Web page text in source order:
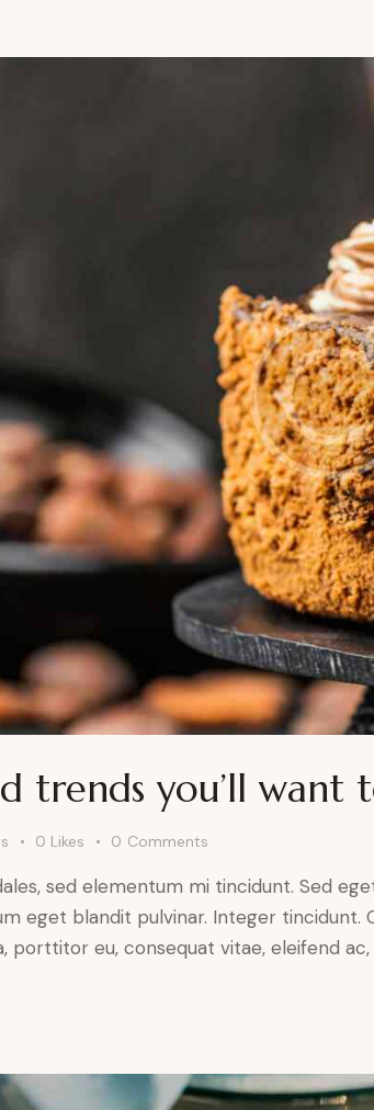
trends you’ll want
0 Likes 0 Comments
sed elementum mi tincidunt. Sed
eget blandit pulvinar. Integer
porttitor eu, consequat vitae, eleifend